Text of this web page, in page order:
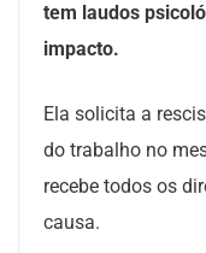
tem laudos
impacto.
Ela solicita a
do trabalho no
recebe todos os
causa.